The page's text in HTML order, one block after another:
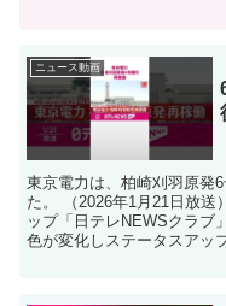
ニュース動画
東京電力は、柏崎刈羽原発
た。 （2026年1月21日放
ップ「日テレNEWSクラブ
色が変化しステータスアッ